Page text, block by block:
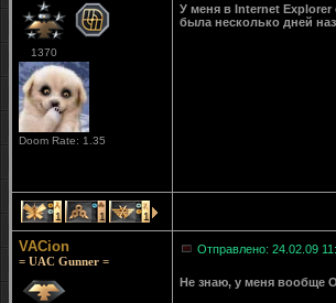
1370
Doom Rate: 1.35
У меня в Internet Explorer
была несколько дней
1 1 1
VACion
= UAC Gunner =
Отправлено: 24.02.09
Не знаю, у меня вообще